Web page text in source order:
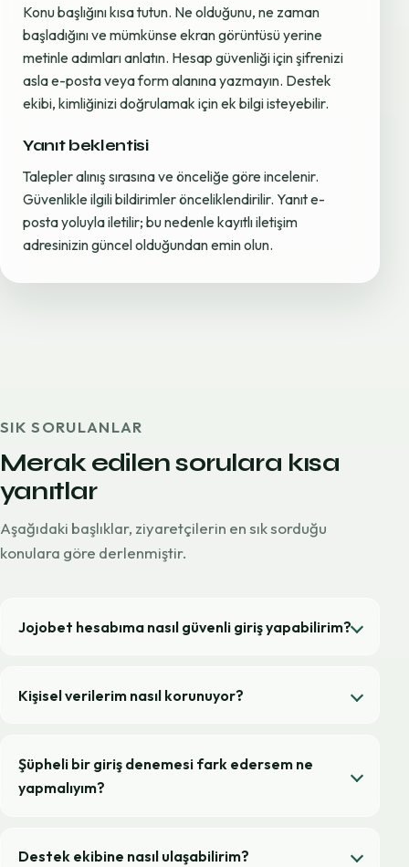
Konu başlığını kısa tutun. Ne olduğunu, ne zaman
başladığını ve mümkünse ekran görüntüsü yerine
metinle adımları anlatın. Hesap güvenliği için şifrenizi
asla e-posta veya form alanına yazmayın. Destek
ekibi, kimliğinizi doğrulamak için ek bilgi isteyebilir.
Yanıt beklentisi
Talepler alınış sırasına ve önceliğe göre incelenir.
Güvenlikle ilgili bildirimler önceliklendirilir. Yanıt e-
posta yoluyla iletilir; bu nedenle kayıtlı iletişim
adresinizin güncel olduğundan emin olun.
SIK SORULANLAR
Merak edilen sorulara kısa
yanıtlar
Aşağıdaki başlıklar, ziyaretçilerin en sık sorduğu
konulara göre derlenmiştir.
Jojobet hesabıma nasıl güvenli giriş yapabilirim?
Kişisel verilerim nasıl korunuyor?
Şüpheli bir giriş denemesi fark edersem ne
yapmalıyım?
Destek ekibine nasıl ulaşabilirim?